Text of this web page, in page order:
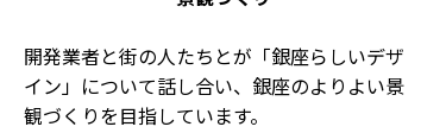
開発業者と街の人たちとが「銀座らしいデザ
イン」について話し合い、銀座のよりよい景
観づくりを目指しています。